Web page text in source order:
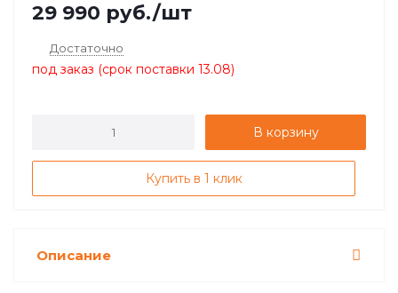
29 990 руб./шт
Достаточно
под заказ (срок поставки 13.08)
В корзину
Купить в 1 клик
Описание